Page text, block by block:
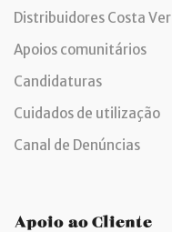
Distribuidores Costa
Apoios comunitários
Candidaturas
Cuidados de utilização
Canal de Denúncias
Apoio ao Cliente